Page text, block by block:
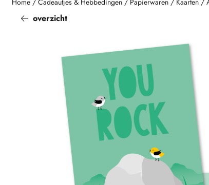
Home / Cadeautjes & Hebbedingen / Papierwaren / Kaarten /
overzicht